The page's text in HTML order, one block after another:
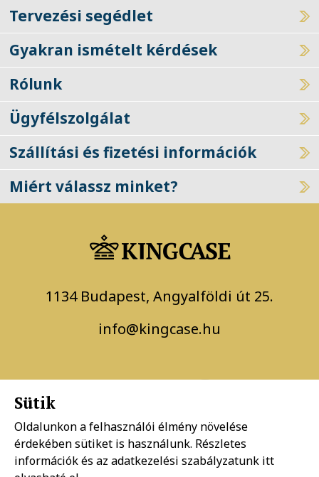
Tervezési segédlet
Gyakran ismételt kérdések
Rólunk
Ügyfélszolgálat
Szállítási és fizetési információk
Miért válassz minket?
1134 Budapest, Angyalföldi út 25.
info@kingcase.hu
Adatkezelési szabályzat
Sütik
Oldalunkon a felhasználói élmény növelése
érdekében sütiket is használunk. Részletes
információk és az adatkezelési szabályzatunk itt